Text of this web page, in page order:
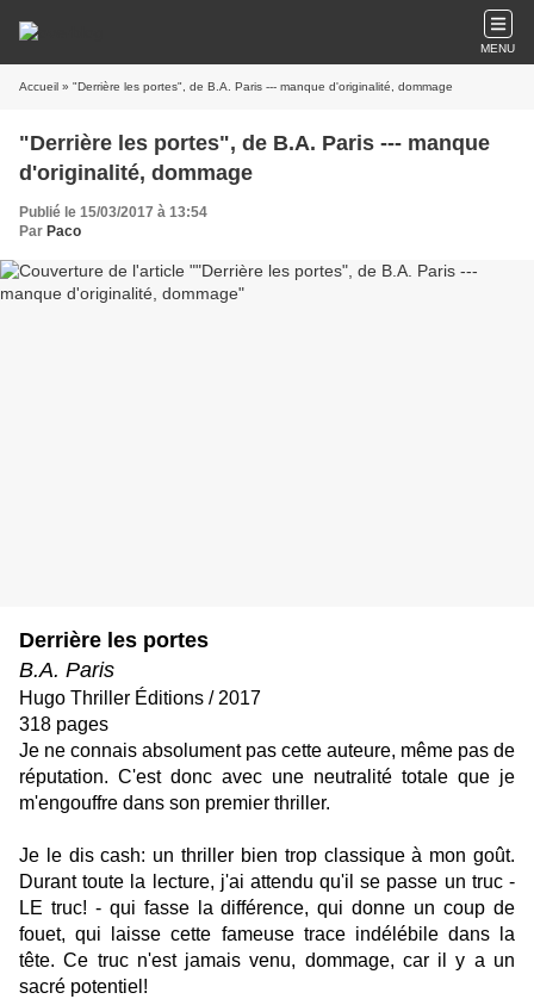
MENU
Accueil » "Derrière les portes", de B.A. Paris --- manque d'originalité, dommage
"Derrière les portes", de B.A. Paris --- manque
d'originalité, dommage
Publié le 15/03/2017 à 13:54
Par Paco
Derrière les portes
B.A. Paris
Hugo Thriller Éditions / 2017
318 pages
Je ne connais absolument pas cette auteure, même pas de
réputation. C'est donc avec une neutralité totale que je
m'engouffre dans son premier thriller.
Je le dis cash: un thriller bien trop classique à mon goût.
Durant toute la lecture, j'ai attendu qu'il se passe un truc -
LE truc! - qui fasse la différence, qui donne un coup de
fouet, qui laisse cette fameuse trace indélébile dans la
tête. Ce truc n'est jamais venu, dommage, car il y a un
sacré potentiel!